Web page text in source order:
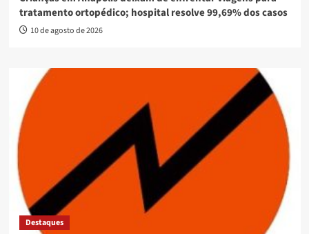
tratamento ortopédico; hospital resolve 99,69% dos casos
10 de agosto de 2026
Destaques